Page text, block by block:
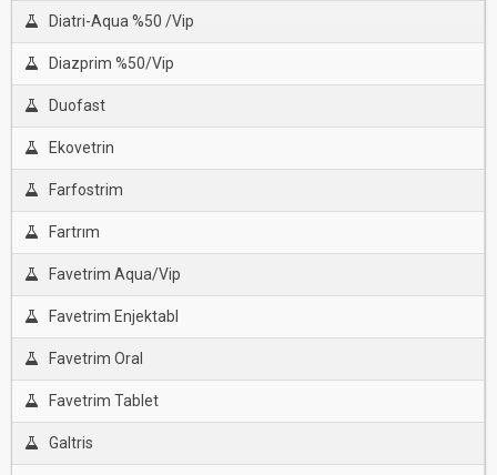
Diatri-Aqua %50 /Vip
Diazprim %50/Vip
Duofast
Ekovetrin
Farfostrim
Fartrım
Favetrim Aqua/Vip
Favetrim Enjektabl
Favetrim Oral
Favetrim Tablet
Galtris